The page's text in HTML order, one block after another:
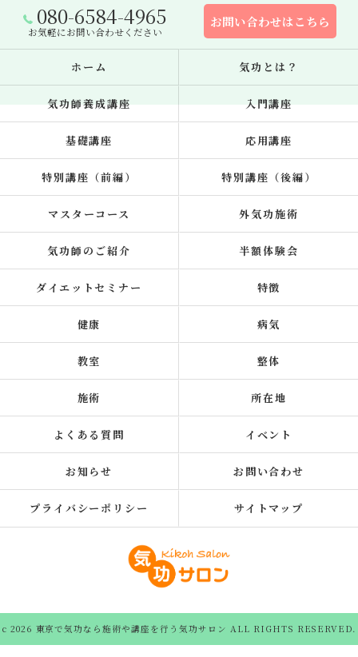
080-6584-4965
お気軽にお問い合わせください
お問い合わせはこちら
ホーム 気功とは？
気功師養成講座 入門講座
基礎講座 応用講座
特別講座（前編） 特別講座（後編）
マスターコース 外気功施術
気功師のご紹介 半額体験会
ダイエットセミナー 特徴
健康 病気
教室 整体
施術 所在地
よくある質問 イベント
お知らせ お問い合わせ
プライバシーポリシー サイトマップ
c 2026 東京で気功なら施術や講座を行う気功サロン ALL RIGHTS RESERVED.